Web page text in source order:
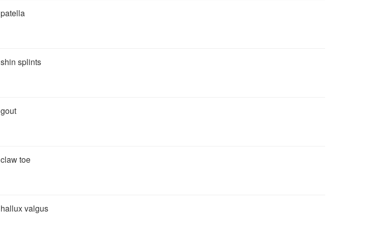
patella
shin splints
gout
claw toe
hallux valgus